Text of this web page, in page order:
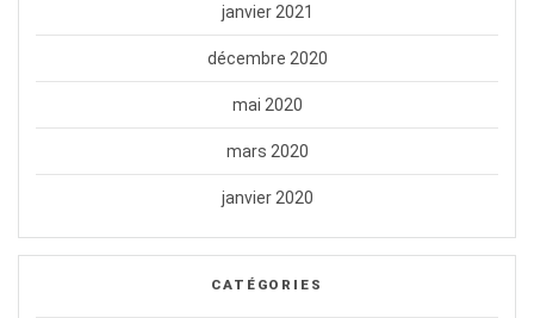
janvier 2021
décembre 2020
mai 2020
mars 2020
janvier 2020
CATÉGORIES